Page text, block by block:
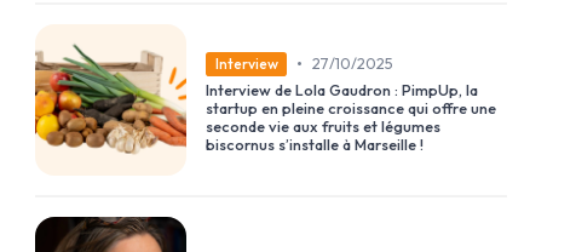
Interview • 27/10/2025
Interview de Lola Gaudron : PimpUp, la
startup en pleine croissance qui offre une
seconde vie aux fruits et légumes
biscornus s’installe à Marseille !